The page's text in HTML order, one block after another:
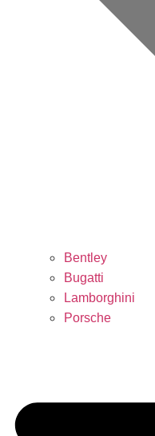
Bentley
Bugatti
Lamborghini
Porsche